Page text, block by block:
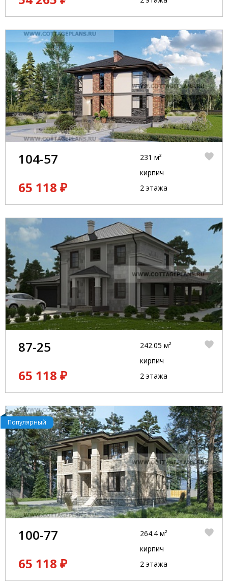
104-57
65 118 ₽
231 м²
кирпич
2 этажа
87-25
65 118 ₽
242.05 м²
кирпич
2 этажа
Популярный
100-77
65 118 ₽
264.4 м²
кирпич
2 этажа